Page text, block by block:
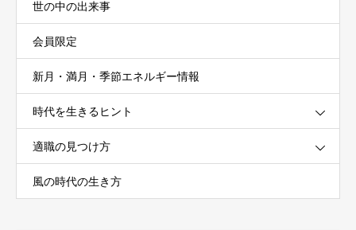
世の中の出来事
会員限定
新月・満月・季節エネルギー情報
時代を生きるヒント
適職の見つけ方
風の時代の生き方